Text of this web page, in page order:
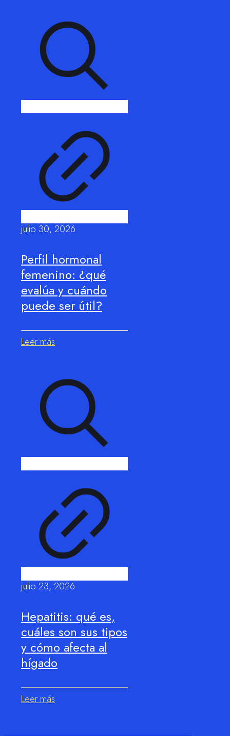
julio 30, 2026
Perfil hormonal
femenino: ¿qué
evalúa y cuándo
puede ser útil?
Leer más
julio 23, 2026
Hepatitis: qué es,
cuáles son sus tipos
y cómo afecta al
hígado
Leer más